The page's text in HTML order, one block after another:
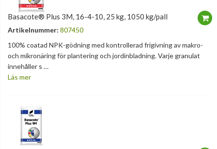
Basacote® Plus 3M, 16-4-10, 25 kg, 1050 kg/pall
Artikelnummer: 807450
100% coatad NPK-gödning med kontrollerad frigivning av makro-
och mikronäring för plantering och jordinbladning. Varje granulat
innehåller s …
Läs mer